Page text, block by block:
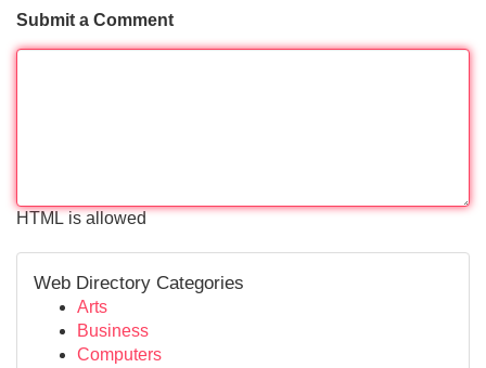
Submit a Comment
HTML is allowed
Web Directory Categories
Arts
Business
Computers